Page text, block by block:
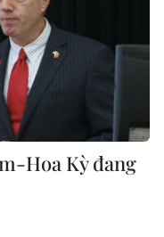
Hoa Kỳ đang